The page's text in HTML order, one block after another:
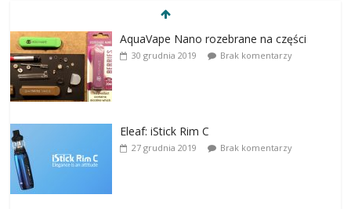
AquaVape Nano rozebrane na części
30 grudnia 2019 Brak komentarzy
Eleaf: iStick Rim C
27 grudnia 2019 Brak komentarzy